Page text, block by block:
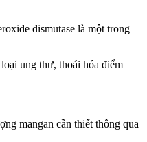
dismutase là một trong
ung thư, thoái hóa điểm
mangan cần thiết thông qua